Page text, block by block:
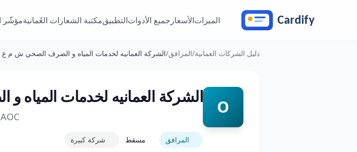
الميزاتالأسعار جميع الأدواتالتطبيقمكتبة الشعارات العُمانيةمؤشّر
دليل الشركات العمانية/المرافق/الشركة العمانيه لخدمات المياه و الصرف الصحي ش م
O
الشركة العمانيه لخدمات
المرافق مسقط شركة كبيرة